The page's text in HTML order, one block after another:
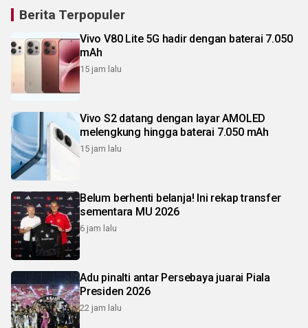
Berita Terpopuler
Vivo V80 Lite 5G hadir dengan baterai 7.050
mAh
15 jam lalu
Vivo S2 datang dengan layar AMOLED
melengkung hingga baterai 7.050 mAh
15 jam lalu
Belum berhenti belanja! Ini rekap transfer
sementara MU 2026
6 jam lalu
Adu pinalti antar Persebaya juarai Piala
Presiden 2026
22 jam lalu